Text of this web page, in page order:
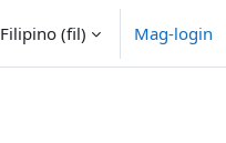
Filipino ‎(fil)‎ Mag-login